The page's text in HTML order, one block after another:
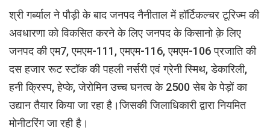
श्री गर्ब्याल ने पौड़ी के बाद जनपद नैनीताल में हॉर्टिकल्चर टूरिज्म की
अवधारणा को विकसित करने के लिए जनपद के किसानो क़े लिए
जनपद की एम7, एमएम-111, एमएम-116, एमएम-106 प्रजाति की
दस हजार रूट स्टॉक की पहली नर्सरी एवं ग्रेनी स्मिथ, डेकारिली,
हनी क्रिस्प, हेप्के, जेरोमिन उच्च घनत्व के 2500 सेब के पेड़ों का
उद्यान तैयार किया जा रहा है।जिसकी जिलाधिकारी द्वारा नियमित
मोनीटरिंग जा रही है।